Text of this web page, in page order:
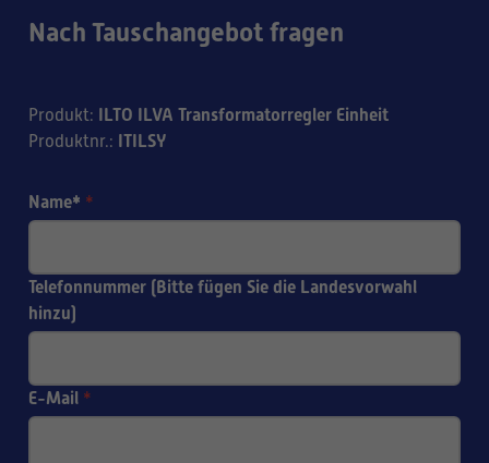
Nach Tauschangebot fragen
Produkt: ILTO ILVA Transformatorregler Einheit
Produktnr.: ITILSY
Name* *
Telefonnummer (Bitte fügen Sie die Landesvorwahl
hinzu)
E-Mail *